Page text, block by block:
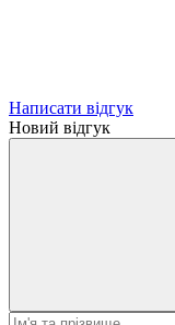
Написати відгук
Новий відгук